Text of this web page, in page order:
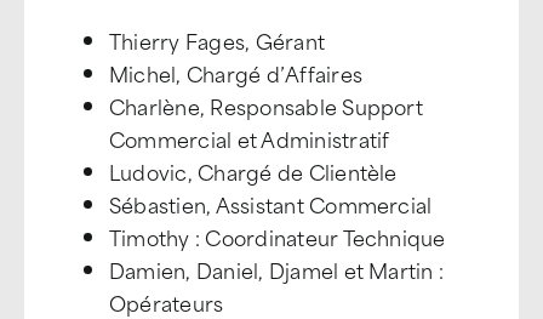
Thierry Fages, Gérant
Michel, Chargé d’Affaires
Charlène, Responsable Support
Commercial et Administratif
Ludovic, Chargé de Clientèle
Sébastien, Assistant Commercial
Timothy : Coordinateur Technique
Damien, Daniel, Djamel et Martin :
Opérateurs